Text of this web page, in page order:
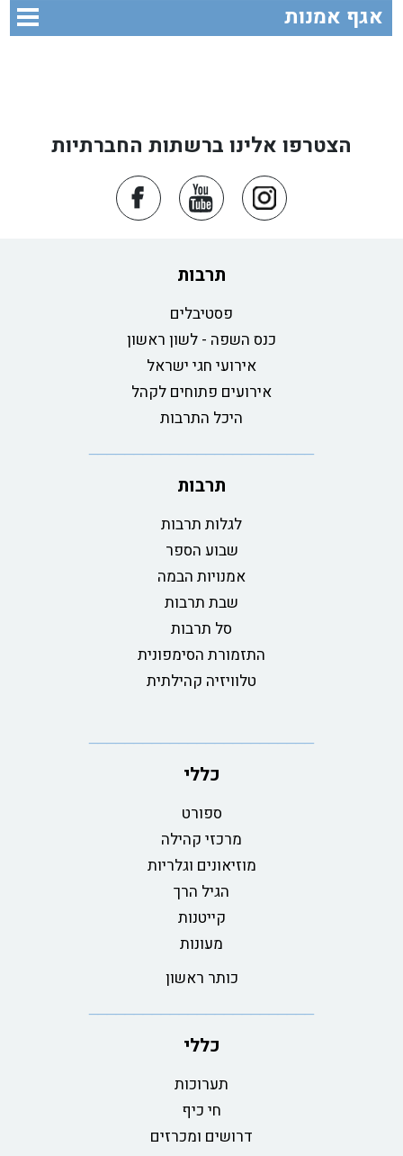
אגף אמנות
הצטרפו אלינו ברשתות החברתיות
תרבות
פסטיבלים
כנס השפה - לשון ראשון
אירועי חגי ישראל
אירועים פתוחים לקהל
היכל התרבות
תרבות
לגלות תרבות
שבוע הספר
אמנויות הבמה
שבת תרבות
סל תרבות
התזמורת הסימפונית
טלוויזיה קהילתית
כללי
ספורט
מרכזי קהילה
מוזיאונים וגלריות
הגיל הרך
קייטנות
מעונות
כותר ראשון
כללי
תערוכות
חי כיף
דרושים ומכרזים